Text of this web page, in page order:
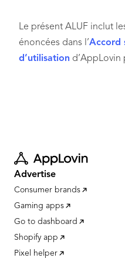
Le présent ALUF inclut
énoncées dans l’Accord
d’utilisation d’AppLovin
Advertise
Consumer brands
Gaming apps
Go to dashboard
Shopify app
Pixel helper